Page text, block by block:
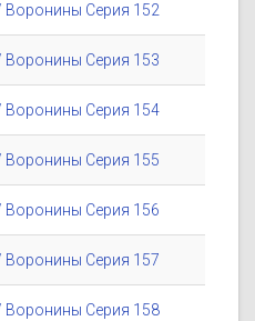
Воронины Серия 152
Воронины Серия 153
Воронины Серия 154
Воронины Серия 155
Воронины Серия 156
Воронины Серия 157
Воронины Серия 158